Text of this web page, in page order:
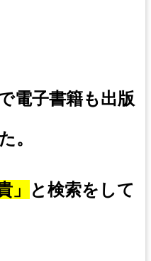
電子書籍も出版
。
」 と検索をして